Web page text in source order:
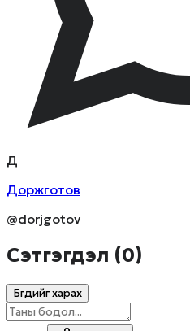
Д
Доржготов
@dorjgotov
Сэтгэгдэл (0)
Бүгдийг харах